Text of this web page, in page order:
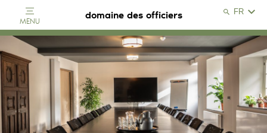
MENU domaine des officiers
Search Close